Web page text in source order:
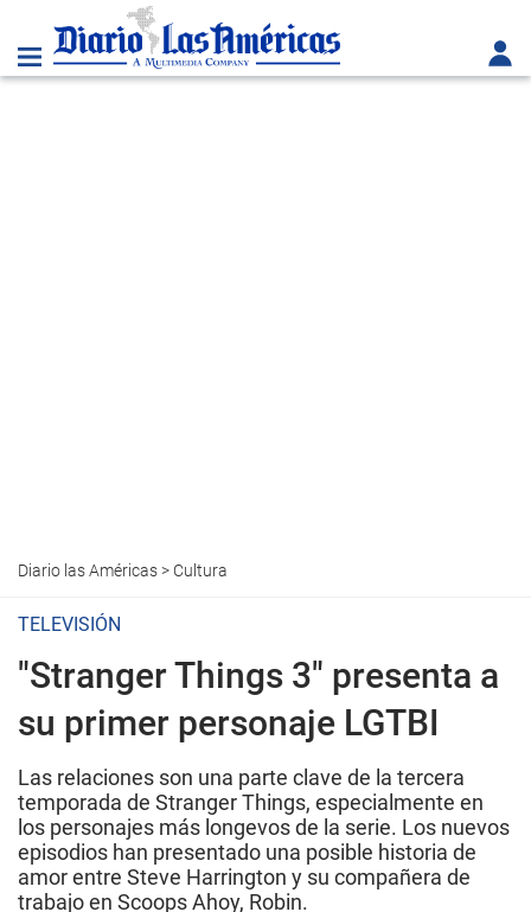
Diario las Américas> Cultura
TELEVISIÓN
"Stranger Things 3" presenta a
su primer personaje LGTBI
Las relaciones son una parte clave de la tercera
temporada de Stranger Things, especialmente en
los personajes más longevos de la serie. Los nuevos
episodios han presentado una posible historia de
amor entre Steve Harrington y su compañera de
trabajo en Scoops Ahoy, Robin.